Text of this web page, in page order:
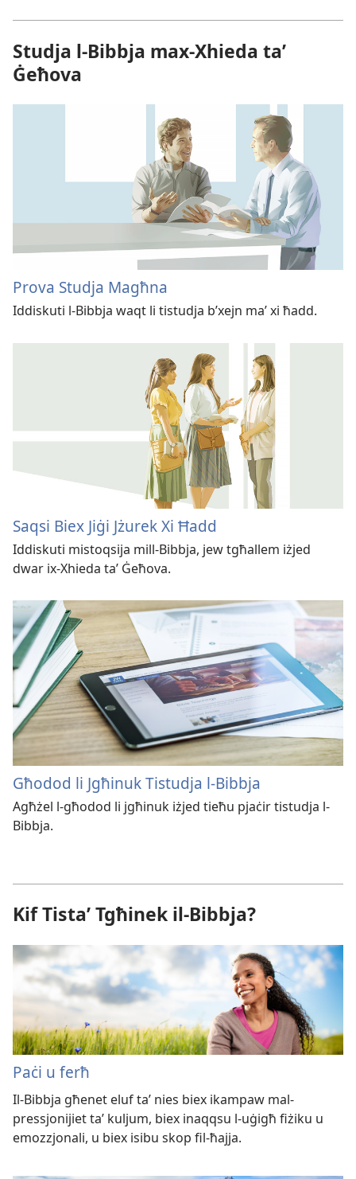
Studja l-Bibbja max-Xhieda taʼ
Ġeħova
Prova Studja Magħna
Iddiskuti l-Bibbja waqt li tistudja b’xejn maʼ xi ħadd.
Saqsi Biex Jiġi Jżurek Xi Ħadd
Iddiskuti mistoqsija mill-Bibbja, jew tgħallem iżjed
dwar ix-Xhieda taʼ Ġeħova.
Għodod li Jgħinuk Tistudja l-Bibbja
Agħżel l-għodod li jgħinuk iżjed tieħu pjaċir tistudja l-
Bibbja.
Kif Tistaʼ Tgħinek il-Bibbja?
Paċi u ferħ
Il-​Bibbja għenet eluf taʼ nies biex ikampaw mal-​
pressjonijiet taʼ kuljum, biex inaqqsu l-​uġigħ fiżiku u
emozzjonali, u biex isibu skop fil-​ħajja.